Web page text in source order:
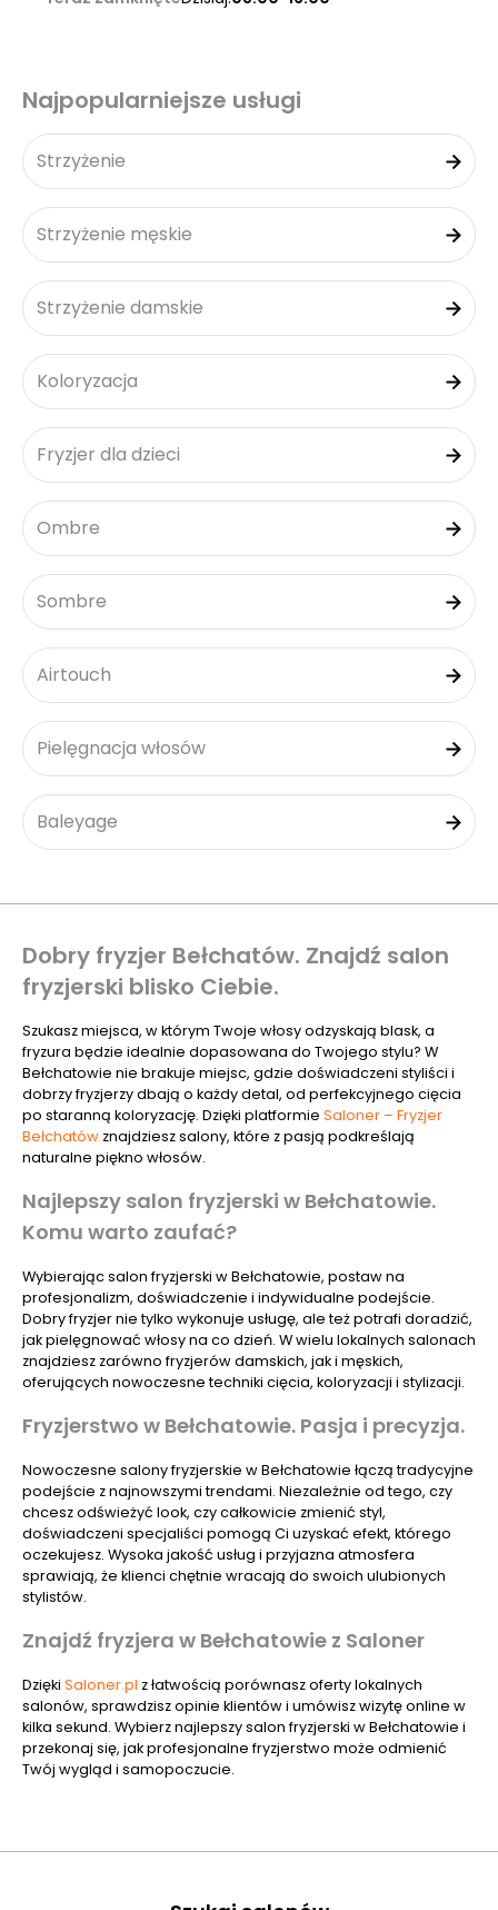
Najpopularniejsze usługi
Strzyżenie
Strzyżenie męskie
Strzyżenie damskie
Koloryzacja
Fryzjer dla dzieci
Ombre
Sombre
Airtouch
Pielęgnacja włosów
Baleyage
Dobry fryzjer Bełchatów. Znajdź salon
fryzjerski blisko Ciebie.
Szukasz miejsca, w którym Twoje włosy odzyskają blask, a
fryzura będzie idealnie dopasowana do Twojego stylu? W
Bełchatowie nie brakuje miejsc, gdzie doświadczeni styliści i
dobrzy fryzjerzy dbają o każdy detal, od perfekcyjnego cięcia
po staranną koloryzację. Dzięki platformie Saloner – Fryzjer
Bełchatów znajdziesz salony, które z pasją podkreślają
naturalne piękno włosów.
Najlepszy salon fryzjerski w Bełchatowie.
Komu warto zaufać?
Wybierając salon fryzjerski w Bełchatowie, postaw na
profesjonalizm, doświadczenie i indywidualne podejście.
Dobry fryzjer nie tylko wykonuje usługę, ale też potrafi doradzić,
jak pielęgnować włosy na co dzień. W wielu lokalnych salonach
znajdziesz zarówno fryzjerów damskich, jak i męskich,
oferujących nowoczesne techniki cięcia, koloryzacji i stylizacji.
Fryzjerstwo w Bełchatowie. Pasja i precyzja.
Nowoczesne salony fryzjerskie w Bełchatowie łączą tradycyjne
podejście z najnowszymi trendami. Niezależnie od tego, czy
chcesz odświeżyć look, czy całkowicie zmienić styl,
doświadczeni specjaliści pomogą Ci uzyskać efekt, którego
oczekujesz. Wysoka jakość usług i przyjazna atmosfera
sprawiają, że klienci chętnie wracają do swoich ulubionych
stylistów.
Znajdź fryzjera w Bełchatowie z Saloner
Dzięki Saloner.pl z łatwością porównasz oferty lokalnych
salonów, sprawdzisz opinie klientów i umówisz wizytę online w
kilka sekund. Wybierz najlepszy salon fryzjerski w Bełchatowie i
przekonaj się, jak profesjonalne fryzjerstwo może odmienić
Twój wygląd i samopoczucie.